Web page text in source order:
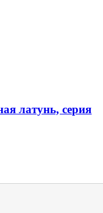
латунь, серия